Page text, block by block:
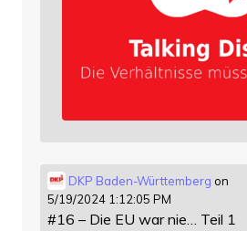
DKP Baden-Württemberg on
5/19/2024 1:12:05 PM
#16 – Die EU war nie… Teil 1